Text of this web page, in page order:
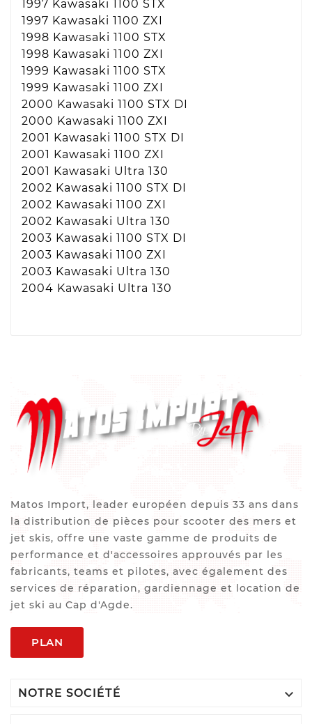
1997 Kawasaki 1100 STX
1997 Kawasaki 1100 ZXI
1998 Kawasaki 1100 STX
1998 Kawasaki 1100 ZXI
1999 Kawasaki 1100 STX
1999 Kawasaki 1100 ZXI
2000 Kawasaki 1100 STX DI
2000 Kawasaki 1100 ZXI
2001 Kawasaki 1100 STX DI
2001 Kawasaki 1100 ZXI
2001 Kawasaki Ultra 130
2002 Kawasaki 1100 STX DI
2002 Kawasaki 1100 ZXI
2002 Kawasaki Ultra 130
2003 Kawasaki 1100 STX DI
2003 Kawasaki 1100 ZXI
2003 Kawasaki Ultra 130
2004 Kawasaki Ultra 130
Matos Import, leader européen depuis 33 ans dans
la distribution de pièces pour scooter des mers et
jet skis, offre une vaste gamme de produits de
performance et d'accessoires approuvés par les
fabricants, teams et pilotes, avec également des
services de réparation, gardiennage et location de
jet ski au Cap d'Agde.
PLAN
NOTRE SOCIÉTÉ 